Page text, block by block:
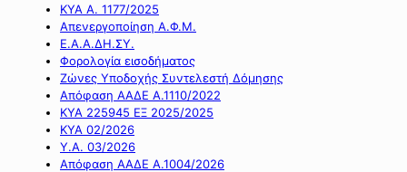
ΚΥΑ Α. 1177/2025
Απενεργοποίηση Α.Φ.Μ.
Ε.Α.Α.ΔΗ.ΣΥ.
Φορολογία εισοδήματος
Ζώνες Υποδοχής Συντελεστή Δόμησης
Απόφαση ΑΑΔΕ Α.1110/2022
ΚΥΑ 225945 ΕΞ 2025/2025
ΚΥΑ 02/2026
Υ.Α. 03/2026
Απόφαση ΑΑΔΕ Α.1004/2026